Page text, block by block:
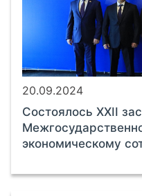
20.09.2024
Cостоялось XXII
экономическому